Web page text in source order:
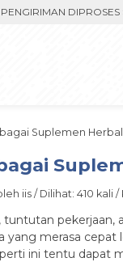
DIPROSES
Suplemen
iis / Dilihat: 410 kali
tuntutan
yang merasa
ini tentu dapat